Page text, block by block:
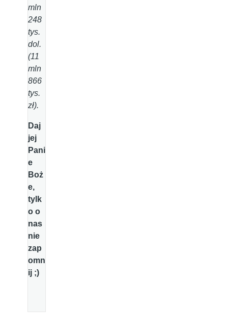
mln
248
tys.
dol.
(11
mln
866
tys.
zł).
Daj
jej
Pani
e
Boż
e,
tylk
o o
nas
nie
zap
omn
ij ;)